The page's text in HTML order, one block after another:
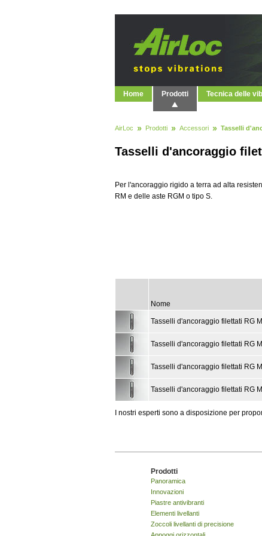
Home Prodotti Tecnica delle
AirLoc Prodotti Accessori Tasselli
Tasselli d'ancoraggio
Per l'ancoraggio rigido a terra ad alta
RM e delle aste RGM o tipo S.
Nome
Tasselli d'ancoraggio filettati RG
Tasselli d'ancoraggio filettati RG
Tasselli d'ancoraggio filettati RG
Tasselli d'ancoraggio filettati RG
I nostri esperti sono a disposizione per
Prodotti
Panoramica
Innovazioni
Piastre antivibranti
Elementi livellanti
Zoccoli livellanti di precisione